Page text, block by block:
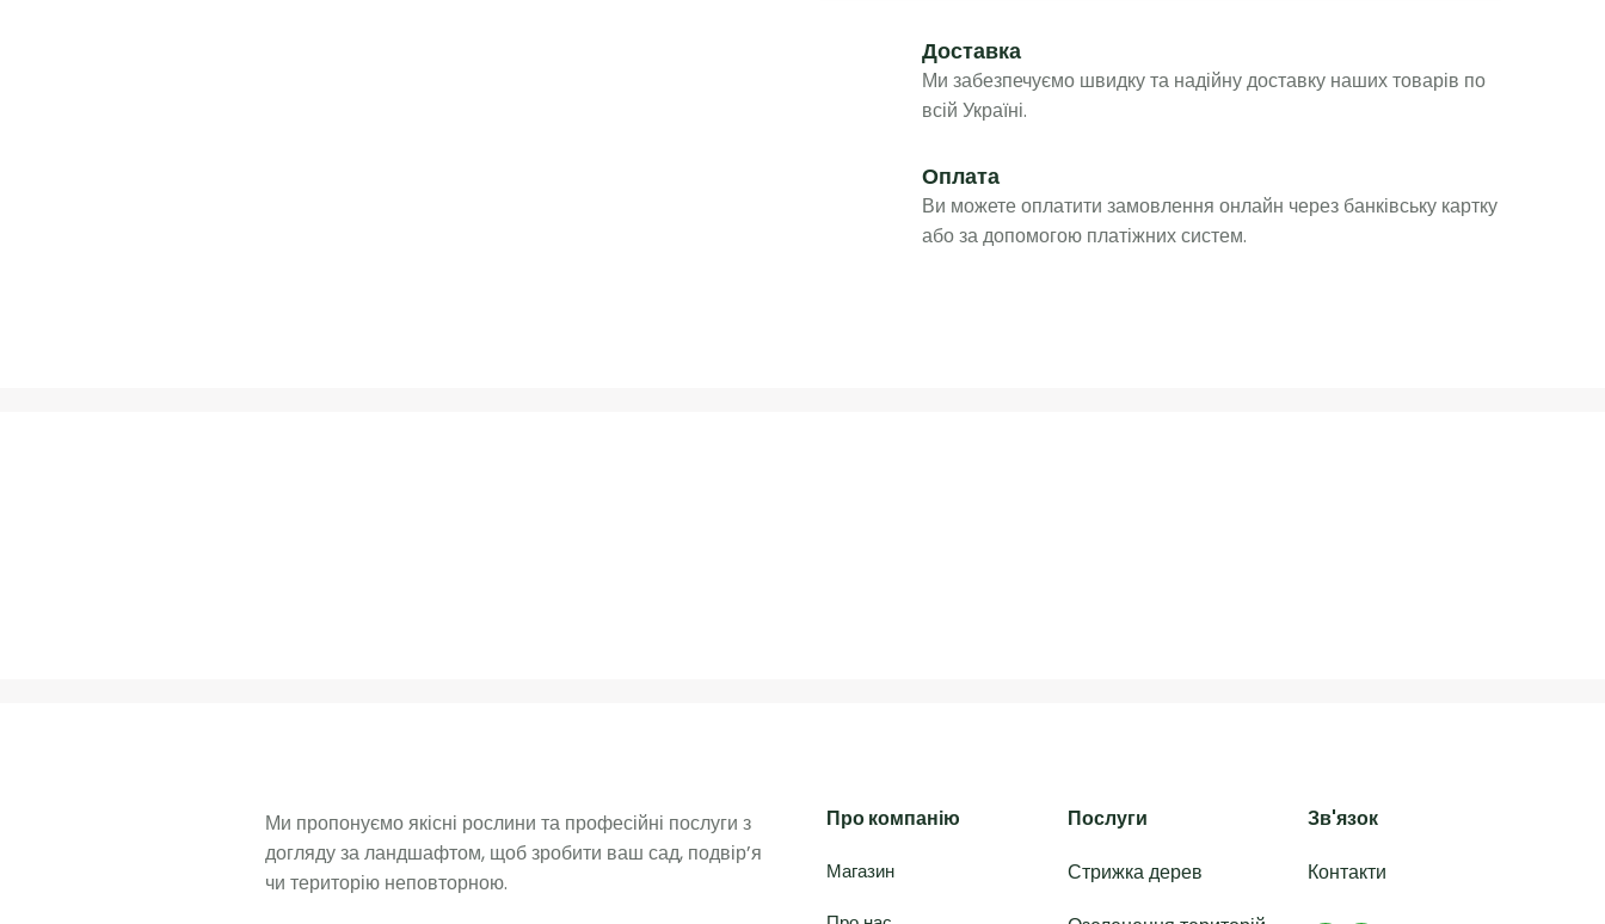
Доставка
Ми забезпечуємо швидку та надійну доставку наших товарів по
всій Україні.
Оплата
Ви можете оплатити замовлення онлайн через банківську картку
або за допомогою платіжних систем.
Ми пропонуємо якісні рослини та професійні послуги з
догляду за ландшафтом, щоб зробити ваш сад, подвір’я
чи територію неповторною.
Про компанію
Магазин
Послуги
Стрижка дерев
Зв'язок
Контакти